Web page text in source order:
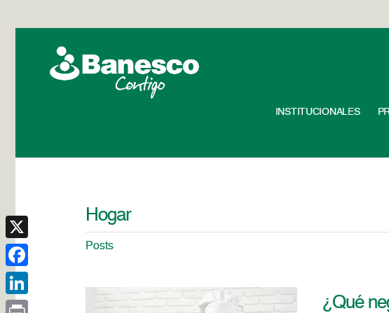
INSTITUCIONALES
Hogar
Posts
¿Qué
X
Facebook
LinkedIn